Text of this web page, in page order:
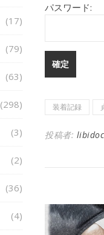
(17)
(79)
(63)
(298)
(3)
(2)
(36)
(4)
パスワード:
装着記録
投稿者: